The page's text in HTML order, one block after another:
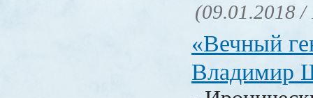
(09.01.2018 /
«Вечный
Владимир